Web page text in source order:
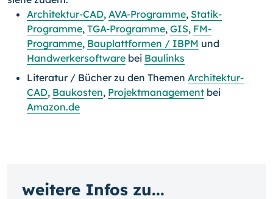
Architektur-CAD, AVA-Programme, Statik-
Programme, TGA-Programme, GIS, FM-
Programme, Bauplattformen / IBPM und
Handwerkersoftware bei Baulinks
Literatur / Bücher zu den Themen Architektur-
CAD, Baukosten, Projektmanagement bei
Amazon.de
weitere Infos zu...